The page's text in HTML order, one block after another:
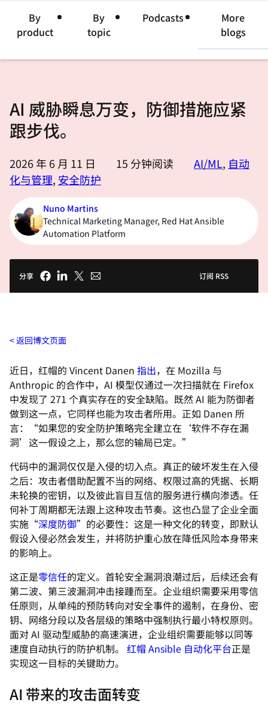
言
By
product
By
topic
Podcasts
More
blogs
AI 威胁瞬息万变，防御措施应紧
跟步伐。
2026 年 6 月 11 日 15 分钟阅读 AI/ML, 自动
化与管理, 安全防护
Nuno Martins
Technical Marketing Manager, Red Hat Ansible
Automation Platform
分享 订阅 RSS
返回博文页面
近日，红帽的 Vincent Danen 指出，在 Mozilla 与
Anthropic 的合作中，AI 模型仅通过一次扫描就在 Firefox
中发现了 271 个真实存在的安全缺陷。既然 AI 能为防御者
做到这一点，它同样也能为攻击者所用。正如 Danen 所
言：“如果您的安全防护策略完全建立在‘软件不存在漏
洞’这一假设之上，那么您的输局已定。”
代码中的漏洞仅仅是入侵的切入点。真正的破坏发生在入侵
之后：攻击者借助配置不当的网络、权限过高的凭据、长期
未轮换的密钥，以及彼此盲目互信的服务进行横向渗透。任
何补丁周期都无法跟上这种攻击节奏。这也凸显了企业全面
实施“深度防御”的必要性：这是一种文化的转变，即默认
假设入侵必然会发生，并将防护重心放在降低风险本身带来
的影响上。
这正是零信任的定义。首轮安全漏洞浪潮过后，后续还会有
第二波、第三波漏洞冲击接踵而至。企业组织需要采用零信
任原则，从单纯的预防转向对安全事件的遏制，在身份、密
钥、网络分段以及各层级的策略中强制执行最小特权原则。
面对 AI 驱动型威胁的高速演进，企业组织需要能够以同等
速度自动执行的防护机制。 红帽 Ansible 自动化平台正是
实现这一目标的关键助力。
AI 带来的攻击面转变